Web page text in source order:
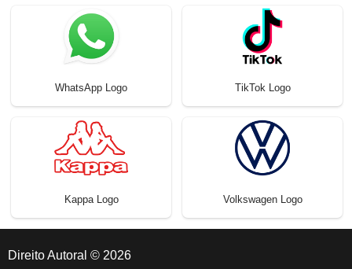
WhatsApp Logo TikTok Logo
Kappa Logo Volkswagen Logo
Direito Autoral © 2026